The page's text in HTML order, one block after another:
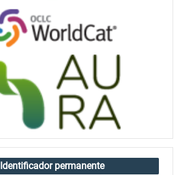
Identificador permanente